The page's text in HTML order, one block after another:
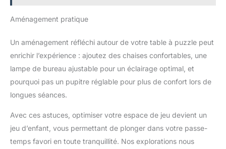
Aménagement pratique
Un aménagement réfléchi autour de votre table à puzzle peut
enrichir l’expérience : ajoutez des chaises confortables, une
lampe de bureau ajustable pour un éclairage optimal, et
pourquoi pas un pupitre réglable pour plus de confort lors de
longues séances.
Avec ces astuces, optimiser votre espace de jeu devient un
jeu d’enfant, vous permettant de plonger dans votre passe-
temps favori en toute tranquillité. Nos explorations nous